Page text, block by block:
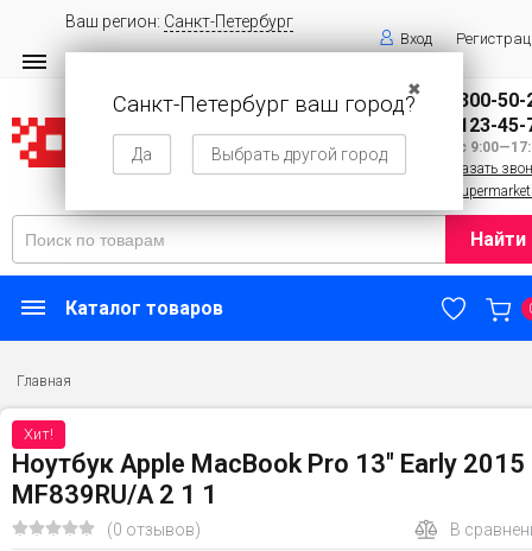
Ваш регион: Санкт-Петербург
✖
Санкт-Петербург ваш город?
Да Выбрать другой город
Вход
8 (800) 300-50-
8 (143) 123-45-
Пн—Вс
Заказать
Найти
Каталог товаров
Главная
Хит!
Ноутбук Apple MacBook Pro 13" Early 2015
MF839RU/A 2 1 1
(0 отзывов) В